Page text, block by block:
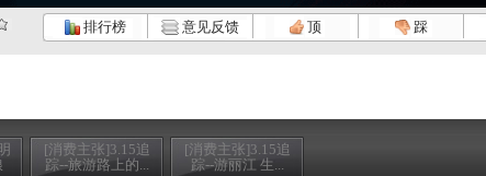
排行榜 意见反馈 顶 踩
[消费主张]3.15追
踪--旅游路上的...
[消费主张]3.15追
踪--游丽江 生...